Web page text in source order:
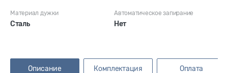
Материал дужки
Сталь
Автоматическое запирание
Нет
Описание Комплектация Оплата